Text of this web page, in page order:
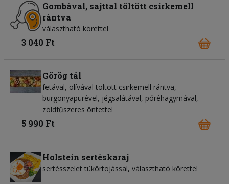
Gombával, sajttal töltött csirkemell
rántva
választható körettel
3 040 Ft
Görög tál
fetával, olívával töltött csirkemell rántva,
burgonyapürével, jégsalátával, póréhagymával,
zöldfűszeres öntettel
5 990 Ft
Holstein sertéskaraj
sertésszelet tükörtojással, választható körettel